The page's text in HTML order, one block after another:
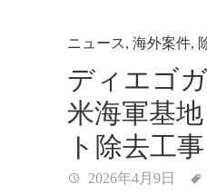
ニュース, 海外案件,
ディエゴ
米海軍基
ト除去工事
2026年4月9日